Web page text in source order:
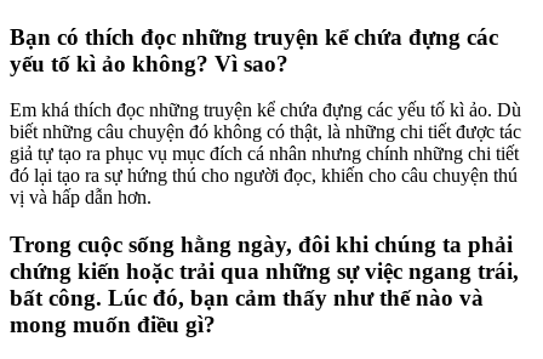
Bạn có thích đọc những truyện kể chứa đựng các
yếu tố kì ảo không? Vì sao?
Em khá thích đọc những truyện kể chứa đựng các yếu tố kì ảo. Dù
biết những câu chuyện đó không có thật, là những chi tiết được tác
giả tự tạo ra phục vụ mục đích cá nhân nhưng chính những chi tiết
đó lại tạo ra sự hứng thú cho người đọc, khiến cho câu chuyện thú
vị và hấp dẫn hơn.
Trong cuộc sống hằng ngày, đôi khi chúng ta phải
chứng kiến hoặc trải qua những sự việc ngang trái,
bất công. Lúc đó, bạn cảm thấy như thế nào và
mong muốn điều gì?